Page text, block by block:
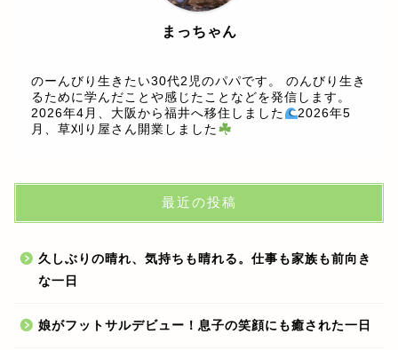
まっちゃん
のーんびり生きたい30代2児のパパです。 のんびり生き
るために学んだことや感じたことなどを発信します。
2026年4月、大阪から福井へ移住しました
2026年5
月、草刈り屋さん開業しました
最近の投稿
久しぶりの晴れ、気持ちも晴れる。仕事も家族も前向き
な一日
娘がフットサルデビュー！息子の笑顔にも癒された一日